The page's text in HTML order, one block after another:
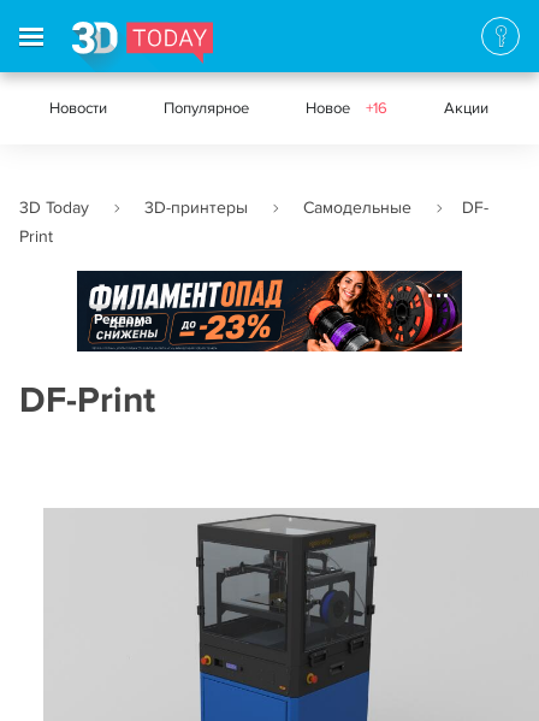
Новости Популярное Новое +16 Акции
3D Today 3D-принтеры Самодельные
DF-
Print
Реклама
DF-Print